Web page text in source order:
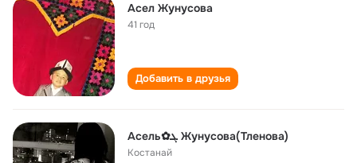
Асел Жунусова
41 год
Добавить в друзья
Асель✿ܓ Жунусова(Тленова)
Костанай